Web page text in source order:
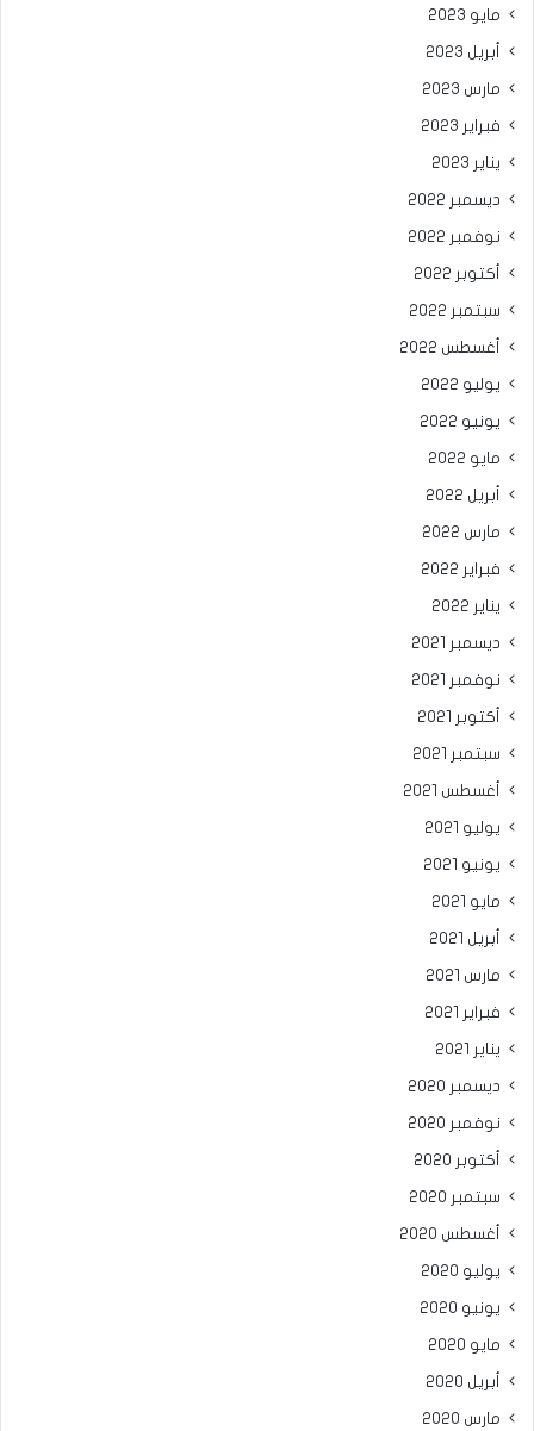
مايو 2023
أبريل 2023
مارس 2023
فبراير 2023
يناير 2023
ديسمبر 2022
نوفمبر 2022
أكتوبر 2022
سبتمبر 2022
أغسطس 2022
يوليو 2022
يونيو 2022
مايو 2022
أبريل 2022
مارس 2022
فبراير 2022
يناير 2022
ديسمبر 2021
نوفمبر 2021
أكتوبر 2021
سبتمبر 2021
أغسطس 2021
يوليو 2021
يونيو 2021
مايو 2021
أبريل 2021
مارس 2021
فبراير 2021
يناير 2021
ديسمبر 2020
نوفمبر 2020
أكتوبر 2020
سبتمبر 2020
أغسطس 2020
يوليو 2020
يونيو 2020
مايو 2020
أبريل 2020
مارس 2020